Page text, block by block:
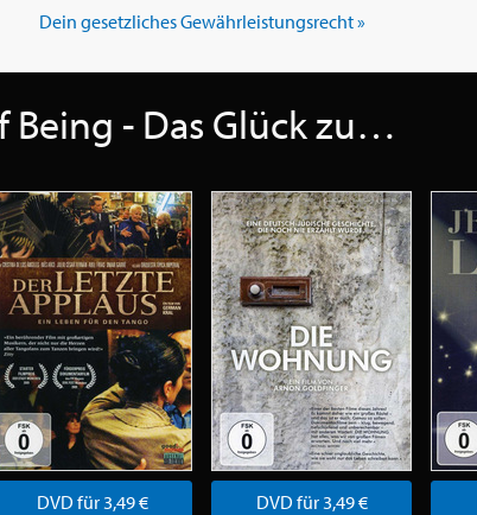
Dein gesetzliches Gewährleistungsrecht »
Passend zu The Euphoria of Being - Das Glück zu leben
DVD für 3,49 €
DVD für 3,49 €